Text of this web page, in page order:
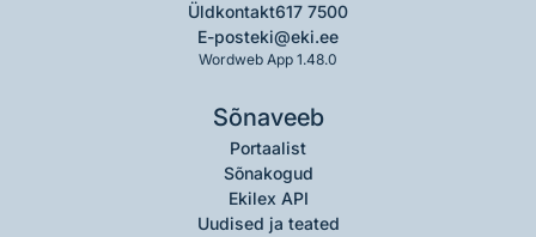
Üldkontakt617 7500
E-posteki@eki.ee
Wordweb App 1.48.0
Sõnaveeb
Portaalist
Sõnakogud
Ekilex API
Uudised ja teated